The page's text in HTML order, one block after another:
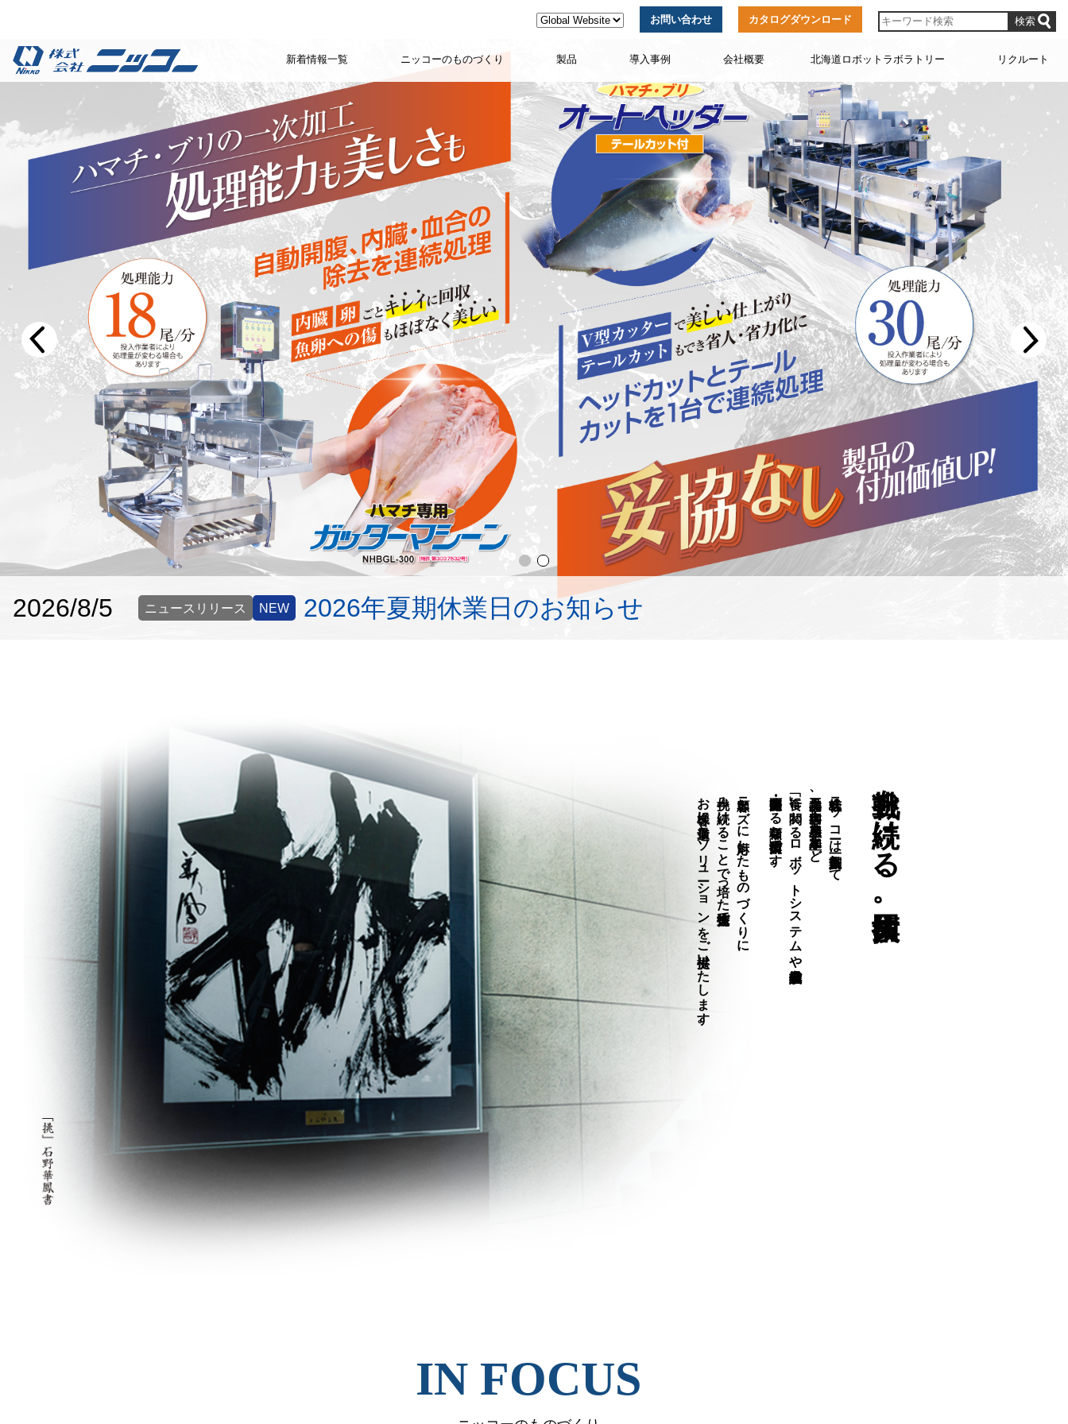
お問い合わせ カタログダウンロード
新着情報一覧 ニッコーのものづくり 製品 導入事例 会社概要 北海道ロボットラボラトリー リクルート
2026/8/5 ニュースリリース NEW 2026年夏期休業日のお知らせ
挑戦を続ける、技術集団。
株式会社ニッコーは創業以来一貫して
食品加工、食肉加工、農産加工、水産加工など
「食」に関わるロボットシステムや省人省力化機械設備を
企画・開発・製造する類稀な「技術集団」です。
顧客ニーズに対応したものづくりに
挑み続けることで培った先進技術で
お客様に最適なソリューションをご提供いたします。
IN FOCUS